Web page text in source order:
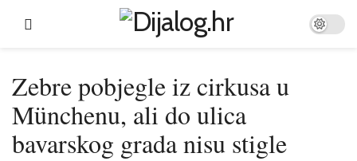
Zebre pobjegle iz cirkusa u
Münchenu, ali do ulica
bavarskog grada nisu stigle